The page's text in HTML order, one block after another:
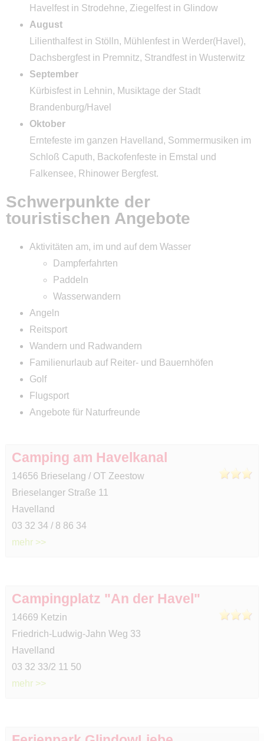
Havelfest in Strodehne, Ziegelfest in Glindow
August
Lilienthalfest in Stölln, Mühlenfest in Werder(Havel),
Dachsbergfest in Premnitz, Strandfest in Wusterwitz
September
Kürbisfest in Lehnin, Musiktage der Stadt
Brandenburg/Havel
Oktober
Erntefeste im ganzen Havelland, Sommermusiken im
Schloß Caputh, Backofenfeste in Emstal und
Falkensee, Rhinower Bergfest.
Schwerpunkte der
touristischen Angebote
Aktivitäten am, im und auf dem Wasser
Dampferfahrten
Paddeln
Wasserwandern
Angeln
Reitsport
Wandern und Radwandern
Familienurlaub auf Reiter- und Bauernhöfen
Golf
Flugsport
Angebote für Naturfreunde
Camping am Havelkanal
14656 Brieselang / OT Zeestow
Brieselanger Straße 11
Havelland
03 32 34 / 8 86 34
mehr >>
Campingplatz "An der Havel"
14669 Ketzin
Friedrich-Ludwig-Jahn Weg 33
Havelland
03 32 33/2 11 50
mehr >>